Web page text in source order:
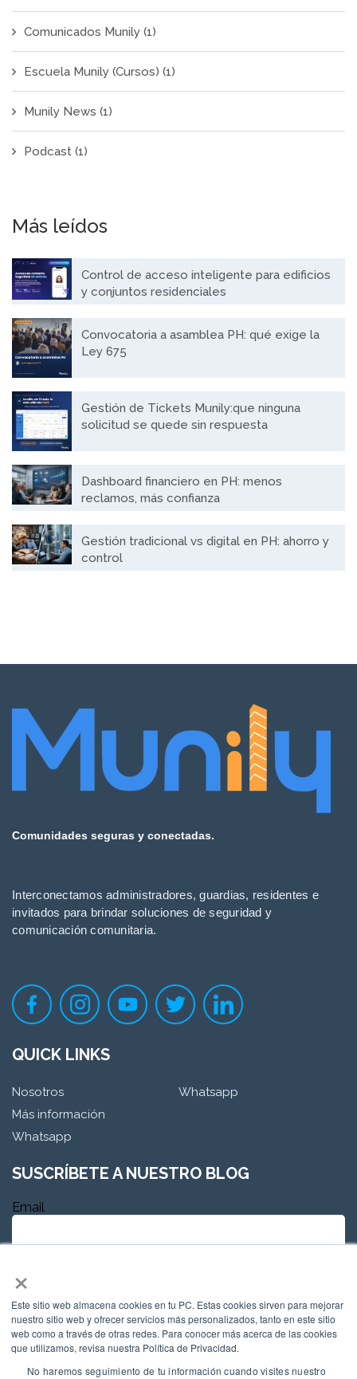
×
Este sitio web almacena cookies en tu PC. Estas cookies sirven para mejorar
nuestro sitio web y ofrecer servicios más personalizados, tanto en este sitio
web como a través de otras redes. Para conocer más acerca de las cookies
que utilizamos, revisa nuestra Política de Privacidad.
No haremos seguimiento de tu información cuando visites nuestro
Comunicados Munily (1)
Escuela Munily (Cursos) (1)
Munily News (1)
Podcast (1)
Más leídos
Control de acceso inteligente para edificios
y conjuntos residenciales
Convocatoria a asamblea PH: qué exige la
Ley 675
Gestión de Tickets Munily:que ninguna
solicitud se quede sin respuesta
Dashboard financiero en PH: menos
reclamos, más confianza
Gestión tradicional vs digital en PH: ahorro y
control
Comunidades seguras y conectadas.
Interconectamos administradores, guardias, residentes e
invitados para brindar soluciones de seguridad y
comunicación comunitaria.
QUICK LINKS
Nosotros
Más información
Whatsapp
Whatsapp
SUSCRÍBETE A NUESTRO BLOG
Email